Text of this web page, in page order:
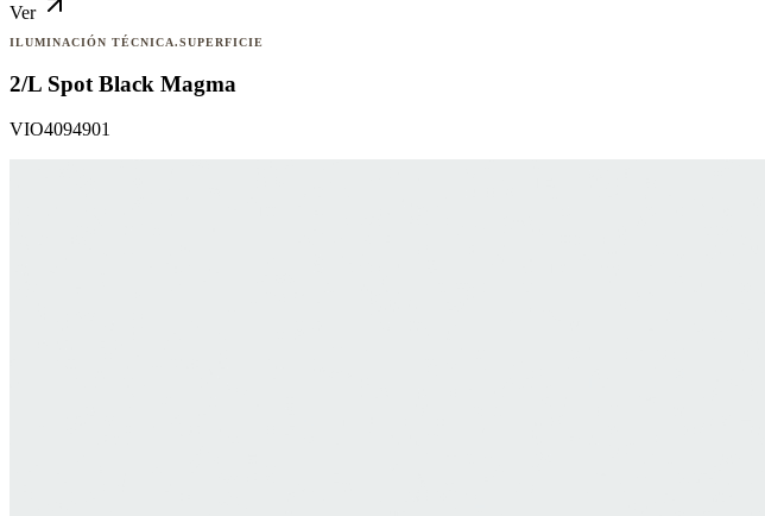
Ver
ILUMINACIÓN TÉCNICA.SUPERFICIE
2/L Spot Black Magma
VIO4094901